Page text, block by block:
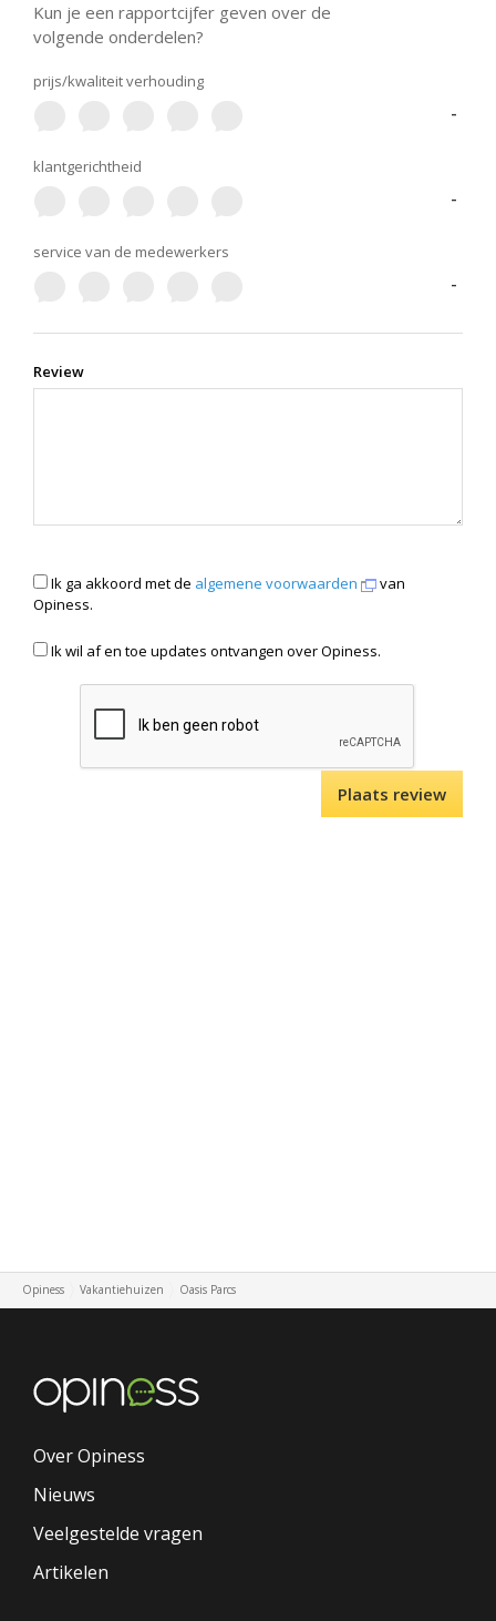
Kun je een rapportcijfer geven over de
volgende onderdelen?
prijs/kwaliteit verhouding
-
klantgerichtheid
-
service van de medewerkers
-
Review
Ik ga akkoord met de algemene voorwaarden
van
Opiness.
Ik wil af en toe updates ontvangen over Opiness.
Opiness Vakantiehuizen Oasis Parcs
Over Opiness
Nieuws
Veelgestelde vragen
Artikelen